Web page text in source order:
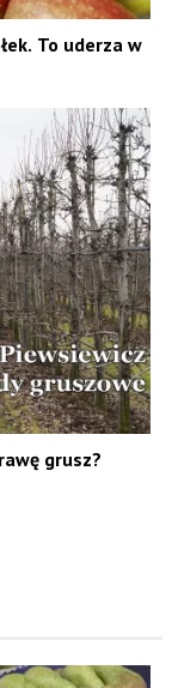
To uderza w
grusz?